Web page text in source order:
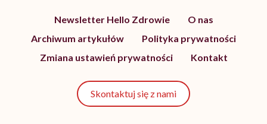
Newsletter Hello Zdrowie
O nas
Archiwum artykułów
Polityka prywatności
Zmiana ustawień prywatności
Kontakt
Skontaktuj się z nami